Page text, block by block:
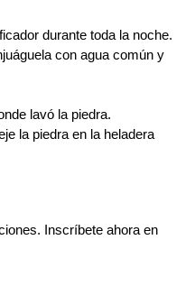
durante toda la noche.
con agua común y
lavó la piedra.
la piedra en la heladera
Inscríbete ahora en